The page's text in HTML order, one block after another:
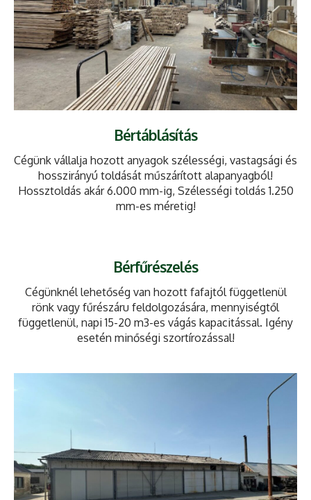
Bértáblásítás
Cégünk vállalja hozott anyagok szélességi, vastagsági és
hosszirányú toldását műszárított alapanyagból!
Hossztoldás akár 6.000 mm-ig, Szélességi toldás 1.250
mm-es méretig!
Bérfűrészelés
Cégünknél lehetőség van hozott fafajtól függetlenül
rönk vagy fűrészáru feldolgozására, mennyiségtől
függetlenül, napi 15-20 m3-es vágás kapacitással. Igény
esetén minőségi szortírozással!